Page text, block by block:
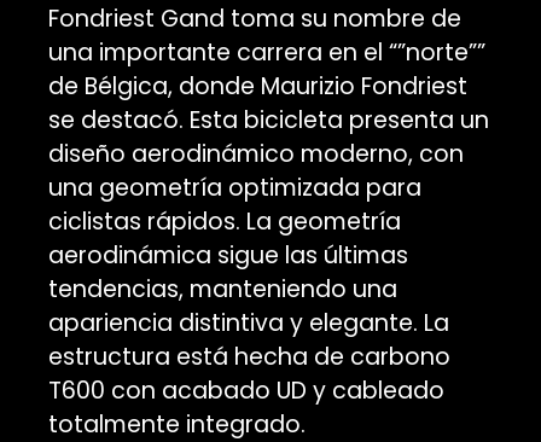
Fondriest Gand toma su nombre de
una importante carrera en el “”norte””
de Bélgica, donde Maurizio Fondriest
se destacó. Esta bicicleta presenta un
diseño aerodinámico moderno, con
una geometría optimizada para
ciclistas rápidos. La geometría
aerodinámica sigue las últimas
tendencias, manteniendo una
apariencia distintiva y elegante. La
estructura está hecha de carbono
T600 con acabado UD y cableado
totalmente integrado.